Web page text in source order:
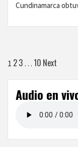
Cundinamarca
Paginación
de
entradas
1 23 … 10 Next
Audio en